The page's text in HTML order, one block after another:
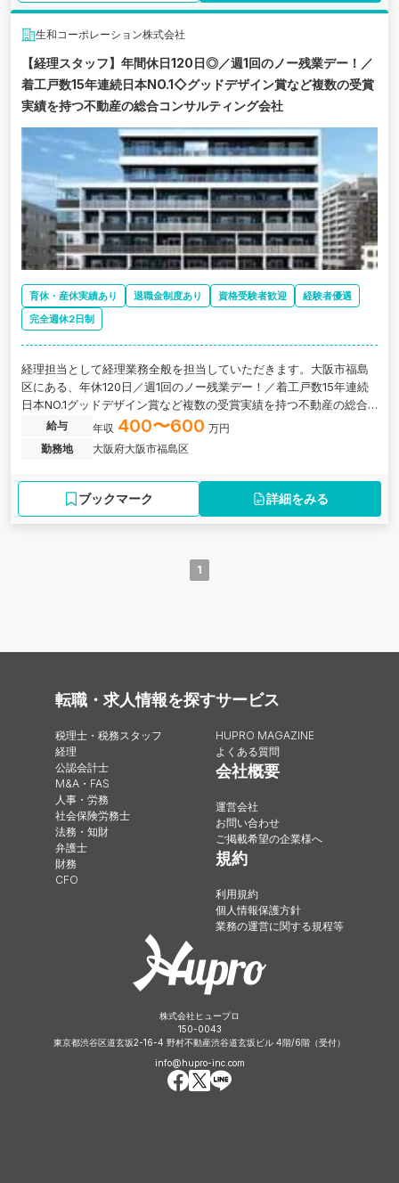
生和コーポレーション株式会社
【経理スタッフ】年間休日120日◎／週1回のノー残業デー！／
着工戸数15年連続日本NO.1◇グッドデザイン賞など複数の受賞
実績を持つ不動産の総合コンサルティング会社
育休・産休実績あり 退職金制度あり 資格受験者歓迎
経験者優遇
完全週休2日制
経理担当として経理業務全般を担当していただきます。大阪市福島
区にある、年休120日／週1回のノー残業デー！／着工戸数15年連続
日本NO.1グッドデザイン賞など複数の受賞実績を持つ不動産の総合
コンサルティング会社の求人です。
給与 年収 400〜600 万円
勤務地
大阪府大阪市福島区
ブックマーク 詳細をみる
1
転職・求人情報を探す
税理士・税務スタッフ
経理
公認会計士
M&A・FAS
人事・労務
社会保険労務士
法務・知財
弁護士
財務
CFO
サービス
HUPRO MAGAZINE
よくある質問
会社概要
運営会社
お問い合わせ
ご掲載希望の企業様へ
規約
利用規約
個人情報保護方針
業務の運営に関する規程等
株式会社ヒュープロ
150-0043
東京都渋谷区道玄坂2-16-4 野村不動産渋谷道玄坂ビル 4階/6階（受付）
info@hupro-inc.com